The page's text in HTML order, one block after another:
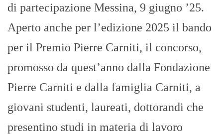
di partecipazione Messina, 9 giugno ’25.
Aperto anche per l’edizione 2025 il bando
per il Premio Pierre Carniti, il concorso,
promosso da quest’anno dalla Fondazione
Pierre Carniti e dalla famiglia Carniti, a
giovani studenti, laureati, dottorandi che
presentino studi in materia di lavoro